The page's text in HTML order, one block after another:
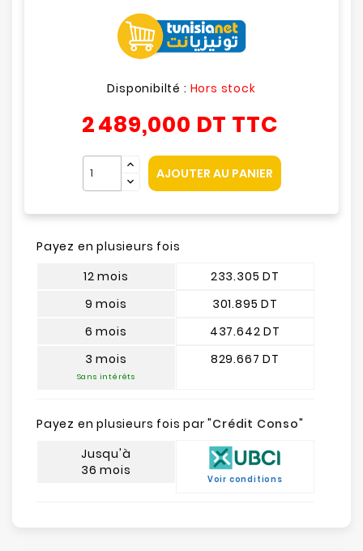
Disponibilté : Hors stock
2 489,000 DT TTC
AJOUTER AU PANIER
Payez en plusieurs fois
12 mois
9 mois
6 mois
3 mois
Sans intérêts
233.305 DT
301.895 DT
437.642 DT
829.667 DT
Payez en plusieurs fois par "Crédit Conso"
Jusqu'à
36 mois
Voir conditions